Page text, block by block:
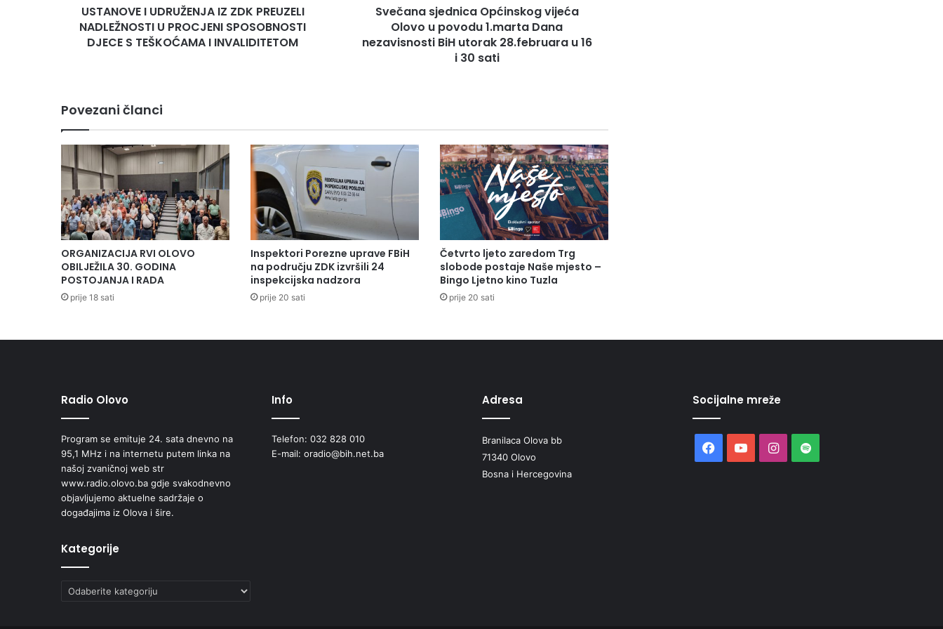
SPOSOBNOSTI
DJECE
USTANOVE I UDRUŽENJA IZ ZDK PREUZELI
NADLEŽNOSTI U PROCJENI SPOSOBNOSTI
DJECE S TEŠKOĆAMA I INVALIDITETOM
nezavisnosti
utorak
sati
Svečana sjednica Općinskog vijeća
Olovo u povodu 1.marta Dana
nezavisnosti BiH utorak 28.februara u 16
i 30 sati
Povezani članci
ORGANIZACIJA RVI OLOVO
OBILJEŽILA 30. GODINA
POSTOJANJA I RADA
prije 18 sati
Inspektori Porezne uprave FBiH
na području ZDK izvršili 24
inspekcijska nadzora
prije 20 sati
Četvrto ljeto zaredom Trg
slobode postaje Naše mjesto –
Bingo Ljetno kino Tuzla
prije 20 sati
Radio Olovo
Program se emituje 24. sata dnevno na
95,1 MHz i na internetu putem linka na
našoj zvaničnoj web str
www.radio.olovo.ba gdje svakodnevno
objavljujemo aktuelne sadržaje o
događajima iz Olova i šire.
Kategorije
Kategorije
Info
Telefon: 032 828 010
E-mail: oradio@bih.net.ba
Adresa
Branilaca Olova bb
71340 Olovo
Bosna i Hercegovina
Socijalne mreže
Facebook
YouTubeInstagram
Spotify